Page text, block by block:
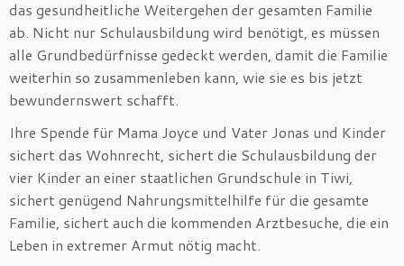
das gesundheitliche Weitergehen der gesamten Familie
ab. Nicht nur Schulausbildung wird benötigt, es müssen
alle Grundbedürfnisse gedeckt werden, damit die Familie
weiterhin so zusammenleben kann, wie sie es bis jetzt
bewundernswert schafft.
Ihre Spende für Mama Joyce und Vater Jonas und Kinder
sichert das Wohnrecht, sichert die Schulausbildung der
vier Kinder an einer staatlichen Grundschule in Tiwi,
sichert genügend Nahrungsmittelhilfe für die gesamte
Familie, sichert auch die kommenden Arztbesuche, die ein
Leben in extremer Armut nötig macht.